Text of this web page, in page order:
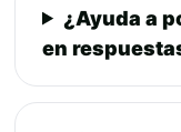
¿Ayuda a
en